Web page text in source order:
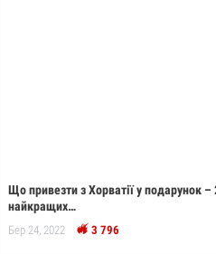
Що привезти з Хорватії у подарунок –
найкращих…
Бер 24, 2022 3 796